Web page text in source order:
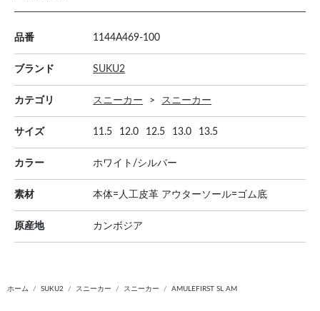
品番 1144A469-100
ブランド SUKU2
カテゴリ スニーカー スニーカー
サイズ 11.5 12.0 12.5 13.0 13.5
カラー ホワイト/シルバー
素材 本体=人工皮革 アウターソール=ゴム底
原産地 カンボジア
ホーム SUKU2 スニーカー スニーカー AMULEFIRST SL AM